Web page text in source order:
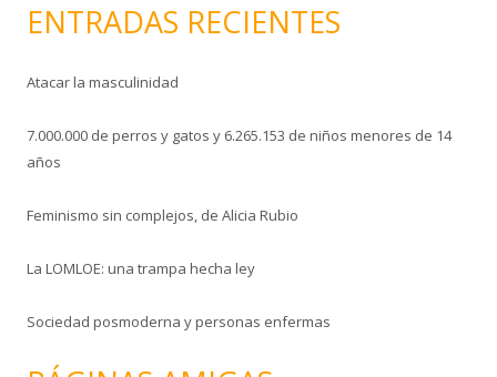
ENTRADAS RECIENTES
Atacar la masculinidad
7.000.000 de perros y gatos y 6.265.153 de niños menores de 14
años
Feminismo sin complejos, de Alicia Rubio
La LOMLOE: una trampa hecha ley
Sociedad posmoderna y personas enfermas